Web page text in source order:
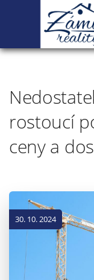
rostoucí
ceny a
30. 10. 2024